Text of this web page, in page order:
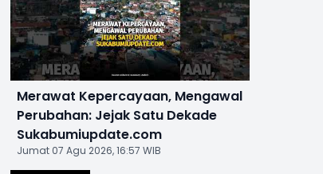
Merawat Kepercayaan, Mengawal
Perubahan: Jejak Satu Dekade
Sukabumiupdate.com
Jumat 07 Agu 2026, 16:57 WIB